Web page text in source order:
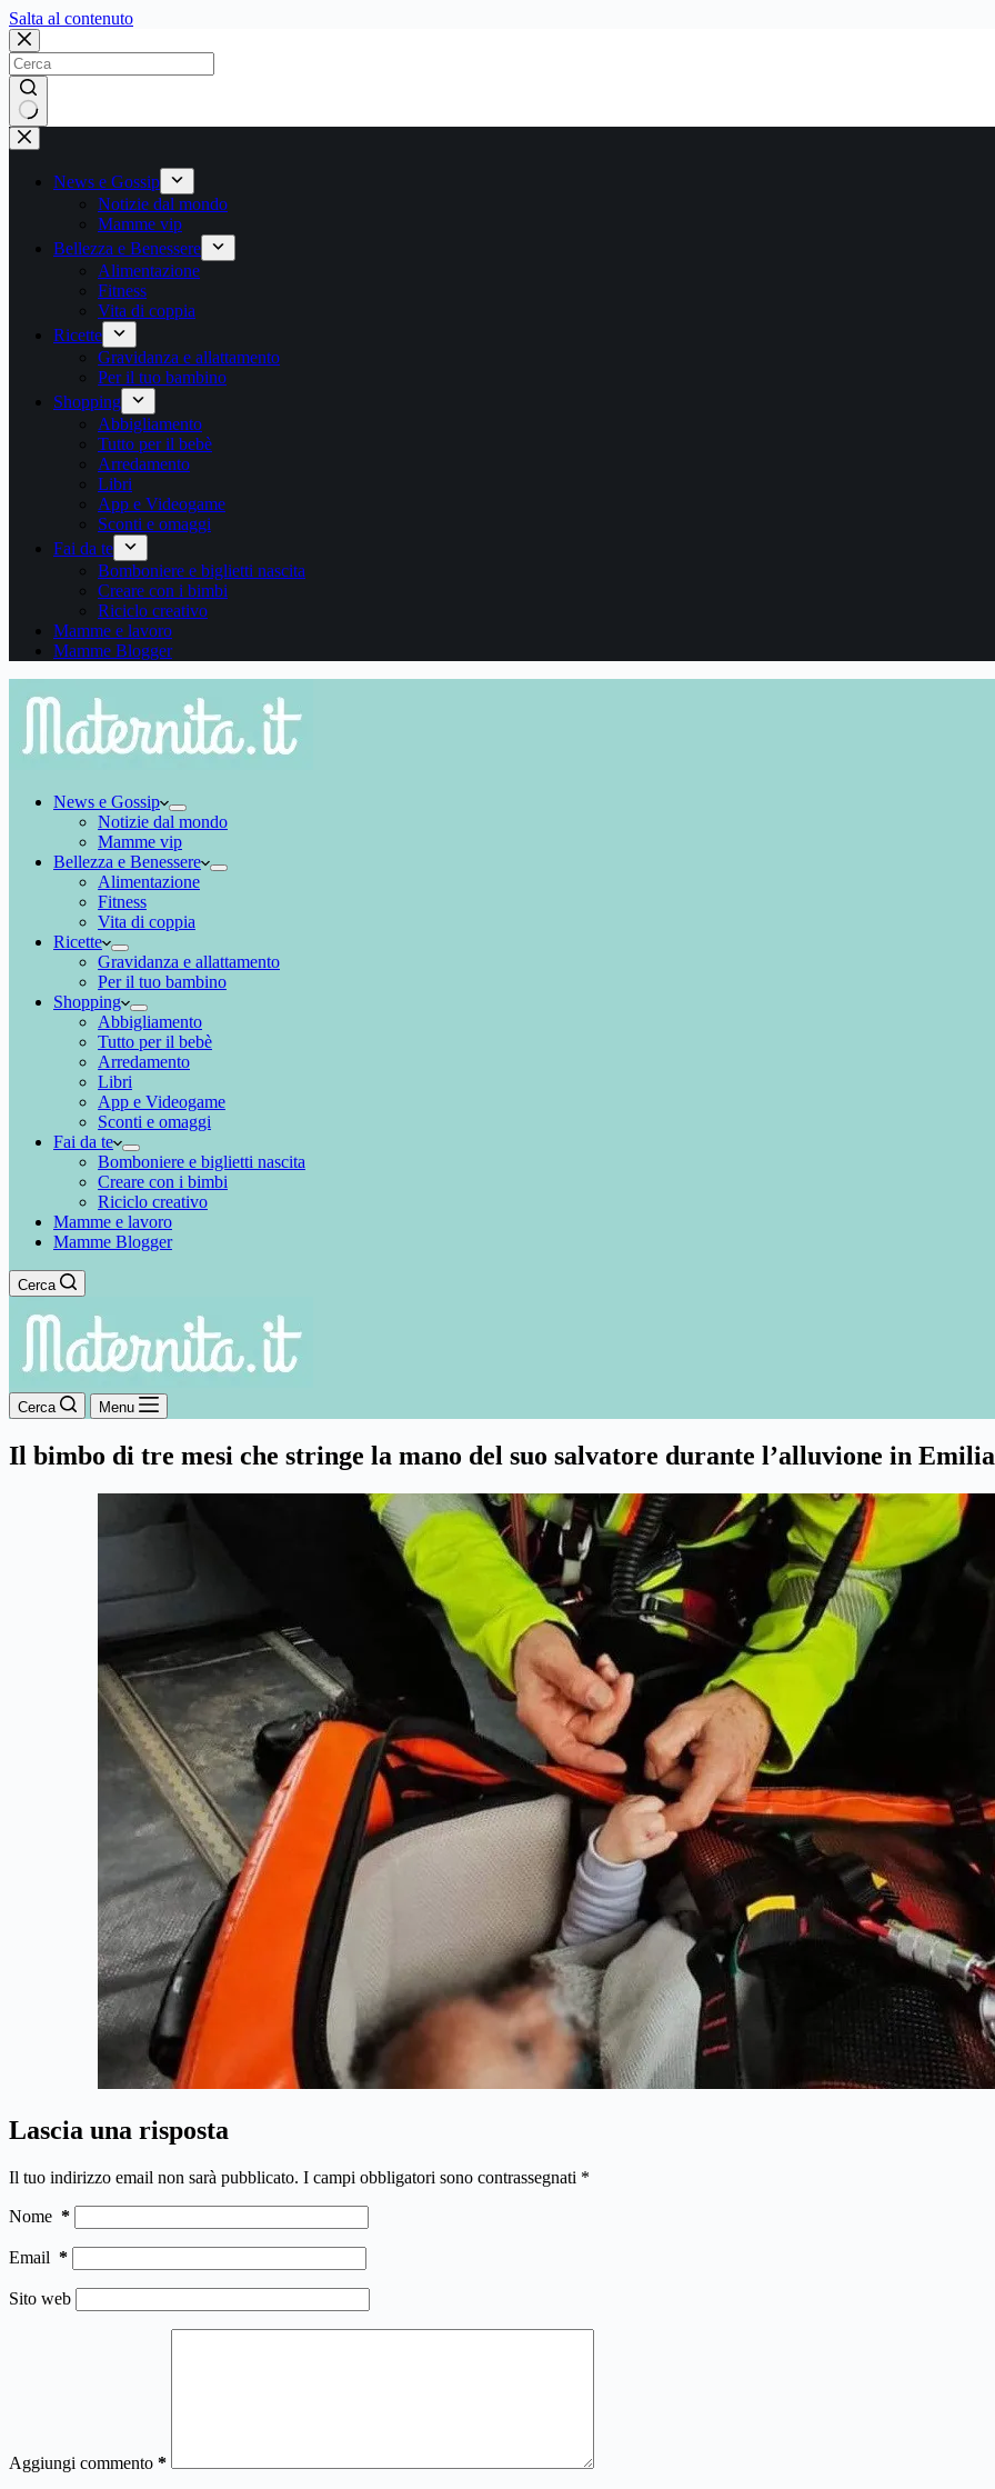
Salta al contenutoSalta
contenuto
Nessun
risultato
News e Gossip
Notizie dal mondo
Mamme vip
Bellezza e Benessere
Alimentazione
Fitness
Vita di coppia
Ricette
Gravidanza e allattamento
Per il tuo bambino
Shopping
Abbigliamento
Tutto per il bebè
Arredamento
Libri
App e Videogame
Sconti e omaggi
Fai da te
Bomboniere e biglietti nascita
Creare con i bimbi
Riciclo creativo
Mamme e lavoro
Mamme Blogger
News e Gossip
Notizie dal mondo
Mamme vip
Bellezza e Benessere
Alimentazione
Fitness
Vita di coppia
Ricette
Gravidanza e allattamento
Per il tuo bambino
Shopping
Abbigliamento
Tutto per il bebè
Arredamento
Libri
App e Videogame
Sconti e omaggi
Fai da te
Bomboniere e biglietti nascita
Creare con i bimbi
Riciclo creativo
Mamme e lavoro
Mamme Blogger
Cerca
Cerca Menu
Il bimbo di tre mesi che stringe la mano del suo salvatore durante l’alluvione in
Lascia una risposta
Il tuo indirizzo email non sarà pubblicato. I campi obbligatori sono contrassegnati *
Nome *
Email *
Sito web
Aggiungi commento *